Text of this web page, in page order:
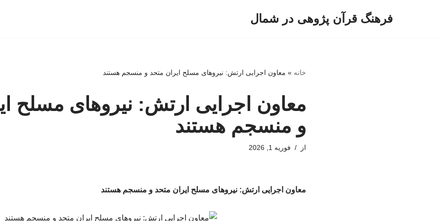
فرهنگ قرآن پژوهی در شمال
خانه » معاون اجرایی ارتش: نیروهای مسلح ایران متحد و منسجم هستند
معاون اجرایی ارتش: نیروهای مسلح
و منسجم هستند
از فوریه 1, 2026
معاون اجرایی ارتش: نیروهای مسلح ایران متحد و منسجم هستند